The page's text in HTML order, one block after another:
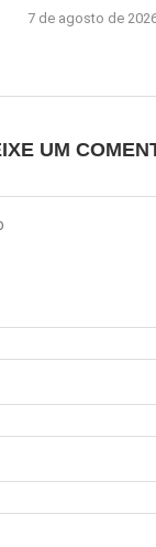
7 de agosto de
UM